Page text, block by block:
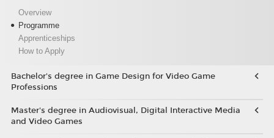
Overview
Programme
Apprenticeships
How to Apply
Bachelor's degree in Game Design for Video Game
Professions
Master's degree in Audiovisual, Digital Interactive Media
and Video Games